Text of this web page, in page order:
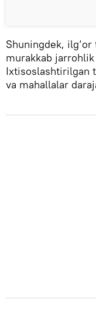
Shuningdek,
murakkab
Ixtisoslashtirilgan
va mahallalar